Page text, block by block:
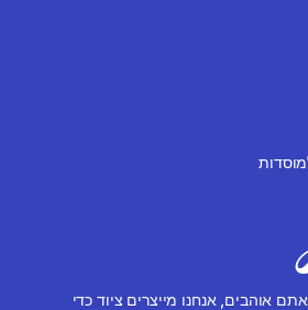
אוהבים, אנחנו מייצרים ציוד כדי